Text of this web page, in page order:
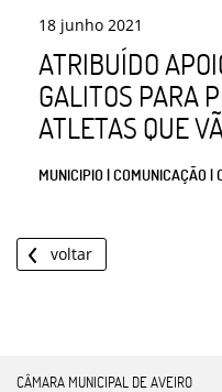
18 junho 2021
ATRIBUÍDO
GALITOS PARA
ATLETAS QUE
MUNICIPIO | COMUNICAÇÃO |
voltar
CÂMARA MUNICIPAL DE AVEIRO